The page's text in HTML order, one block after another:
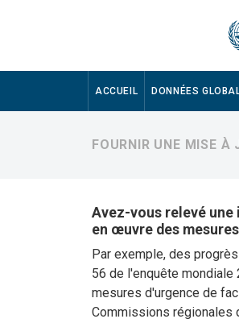
Main
ACCUEIL DONNÉES
FOURNIR UNE MISE
Avez-vous relevé une
en œuvre des
Par exemple, des
56 de l'enquête mondiale
mesures d'urgence de
Commissions régionales